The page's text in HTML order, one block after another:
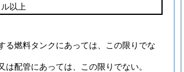
以上
る燃料タンクにあっては、この限りでな
配管にあっては、この限りでない。